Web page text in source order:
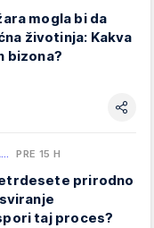
mogla bi da
životinja: Kakva
bizona?
PRE 15 H
prirodno
taj proces?